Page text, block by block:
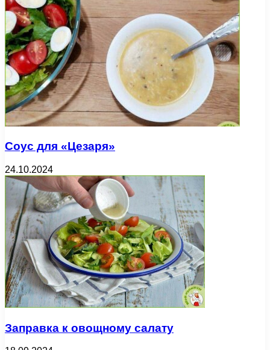
Соус для «Цезаря»
24.10.2024
Заправка к овощному салату